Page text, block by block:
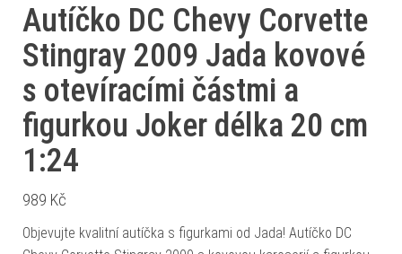
Autíčko DC Chevy Corvette
Stingray 2009 Jada kovové
s otevíracími částmi a
figurkou Joker délka 20 cm
1:24
989 Kč
Objevujte kvalitní autíčka s figurkami od Jada! Autíčko DC